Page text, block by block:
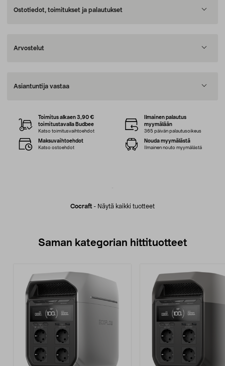
Ostotiedot, toimitukset ja palautukset
Arvostelut
Asiantuntija vastaa
Cocraft - Näytä kaikki tuotteet
Toimitus alkaen 3,90 €
toimitustavalla Budbee
Katso toimitusvaihtoehdot
Ilmainen palautus
myymälään
365 päivän palautusoikeus
Maksuvaihtoehdot
Katso ostoehdot
Nouda myymälästä
Ilmainen nouto myymälästä
Saman kategorian hittituotteet